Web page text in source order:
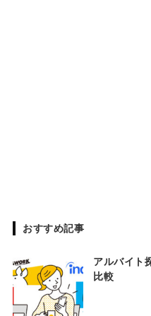
おすすめ記事
アルバイト
比較